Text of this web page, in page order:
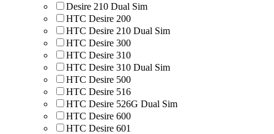
Desire 210 Dual Sim
HTC Desire 200
HTC Desire 210 Dual Sim
HTC Desire 300
HTC Desire 310
HTC Desire 310 Dual Sim
HTC Desire 500
HTC Desire 516
HTC Desire 526G Dual Sim
HTC Desire 600
HTC Desire 601